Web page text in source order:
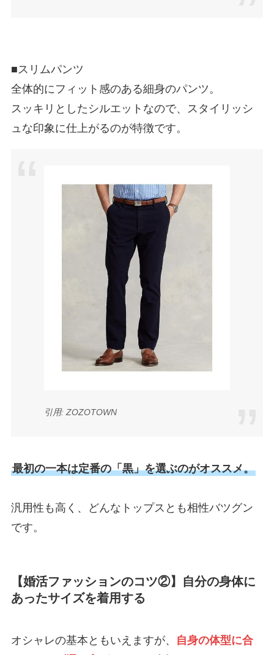
■スリムパンツ
全体的にフィット感のある細身のパンツ。
スッキリとしたシルエットなので、スタイリッシ
ュな印象に仕上がるのが特徴です。
引用: ZOZOTOWN
最初の一本は定番の「黒」を選ぶのがオススメ。
汎用性も高く、どんなトップスとも相性バツグン
です。
【婚活ファッションのコツ②】自分の身体に
あったサイズを着用する
オシャレの基本ともいえますが、
自身の体型に合